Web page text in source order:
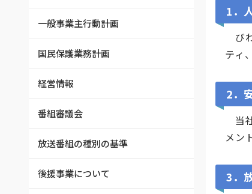
一般事業主行動計画
国民保護業務計画
経営情報
番組審議会
放送番組の種別の基準
後援事業について
1．
び
ティ
2．
当
メン
3．